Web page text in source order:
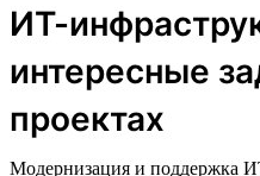
ИТ-
интересные
проектах
Модернизация и поддержка